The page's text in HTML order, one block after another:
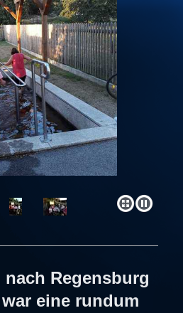
Regensburg
eine rundum